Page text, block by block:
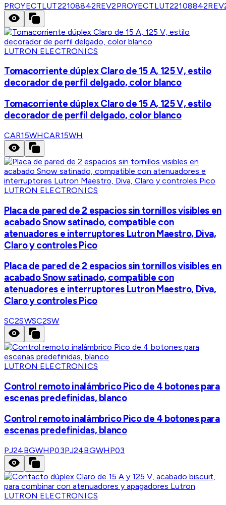
PROYECTLUT22108842REV2
LUTRON ELECTRONICS
Tomacorriente dúplex Claro de 15 A, 125 V, estilo
decorador de perfil delgado, color blanco
Tomacorriente dúplex Claro de 15 A, 125 V, estilo
decorador de perfil delgado, color blanco
CAR15WHCAR15WH
LUTRON ELECTRONICS
Placa de pared de 2 espacios sin tornillos visibles en
acabado Snow satinado, compatible con
atenuadores e interruptores Lutron Maestro, Diva,
Claro y controles Pico
Placa de pared de 2 espacios sin tornillos visibles en
acabado Snow satinado, compatible con
atenuadores e interruptores Lutron Maestro, Diva,
Claro y controles Pico
SC2SWSC2SW
LUTRON ELECTRONICS
Control remoto inalámbrico Pico de 4 botones para
escenas predefinidas, blanco
Control remoto inalámbrico Pico de 4 botones para
escenas predefinidas, blanco
PJ24BGWHP03PJ24BGWHP03
LUTRON ELECTRONICS